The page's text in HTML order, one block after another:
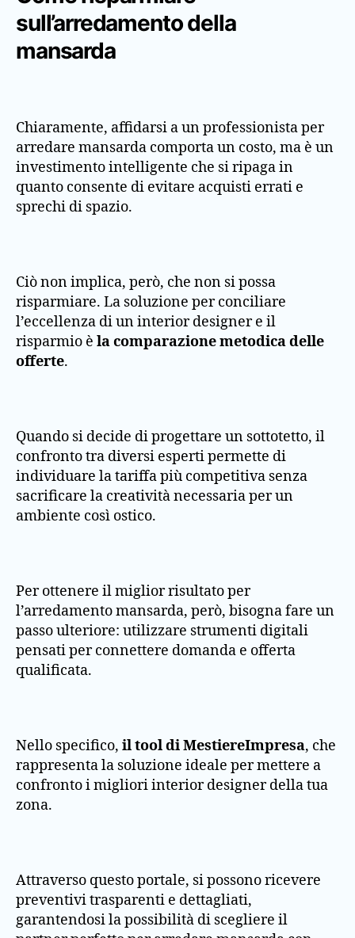
sull’arredamento della
mansarda
Chiaramente, affidarsi a un professionista per
arredare mansarda comporta un costo, ma è un
investimento intelligente che si ripaga in
quanto consente di evitare acquisti errati e
sprechi di spazio.
Ciò non implica, però, che non si possa
risparmiare. La soluzione per conciliare
l’eccellenza di un interior designer e il
risparmio è la comparazione metodica delle
offerte.
Quando si decide di progettare un sottotetto, il
confronto tra diversi esperti permette di
individuare la tariffa più competitiva senza
sacrificare la creatività necessaria per un
ambiente così ostico.
Per ottenere il miglior risultato per
l’arredamento mansarda, però, bisogna fare un
passo ulteriore: utilizzare strumenti digitali
pensati per connettere domanda e offerta
qualificata.
Nello specifico, il tool di MestiereImpresa, che
rappresenta la soluzione ideale per mettere a
confronto i migliori interior designer della tua
zona.
Attraverso questo portale, si possono ricevere
preventivi trasparenti e dettagliati,
garantendosi la possibilità di scegliere il